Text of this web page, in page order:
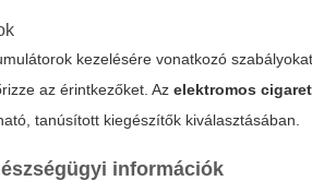
kezelésére vonatkozó
az érintkezőket. Azelektromos
tanúsított kiegészítők kiválasztásában.
információk